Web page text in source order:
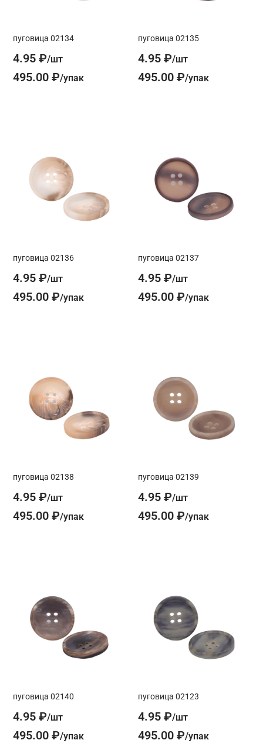
пуговица 02134
4.95 ₽
495.00 ₽
пуговица 02135
4.95 ₽
495.00 ₽
пуговица 02136
4.95 ₽
495.00 ₽
пуговица 02137
4.95 ₽
495.00 ₽
пуговица 02138
4.95 ₽
495.00 ₽
пуговица 02139
4.95 ₽
495.00 ₽
пуговица 02140
4.95 ₽
495.00 ₽
пуговица 02123
4.95 ₽
495.00 ₽